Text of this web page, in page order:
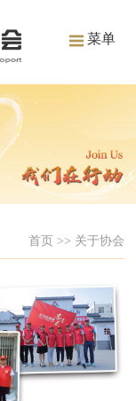
菜单
首页 >> 关于协会